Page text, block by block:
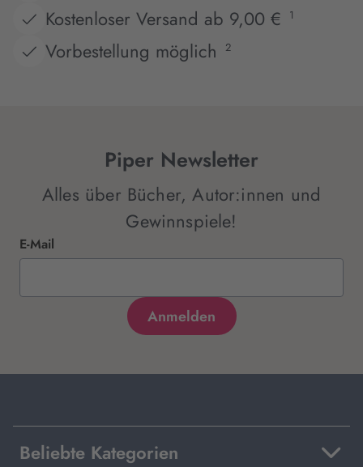
Kostenloser Versand ab 9,00 €
1
Vorbestellung möglich 2
Piper Newsletter
Alles über Bücher, Autor:innen und
Gewinnspiele!
E-Mail
Beliebte Kategorien